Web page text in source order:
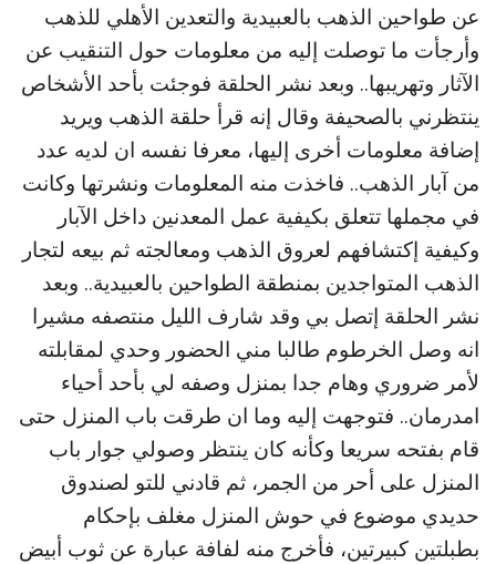
عن طواحين الذهب بالعبيدية والتعدين الأهلي للذهب
وأرجأت ما توصلت إليه من معلومات حول التنقيب عن
الآثار وتهريبها.. وبعد نشر الحلقة فوجئت بأحد الأشخاص
ينتظرني بالصحيفة وقال إنه قرأ حلقة الذهب ويريد
إضافة معلومات أخرى إليها، معرفا نفسه ان لديه عدد
من آبار الذهب.. فاخذت منه المعلومات ونشرتها وكانت
في مجملها تتعلق بكيفية عمل المعدنين داخل الآبار
وكيفية إكتشافهم لعروق الذهب ومعالجته ثم بيعه لتجار
الذهب المتواجدين بمنطقة الطواحين بالعبيدية.. وبعد
نشر الحلقة إتصل بي وقد شارف الليل منتصفه مشيرا
انه وصل الخرطوم طالبا مني الحضور وحدي لمقابلته
لأمر ضروري وهام جدا بمنزل وصفه لي بأحد أحياء
امدرمان.. فتوجهت إليه وما ان طرقت باب المنزل حتى
قام بفتحه سريعا وكأنه كان ينتظر وصولي جوار باب
المنزل على أحر من الجمر، ثم قادني للتو لصندوق
حديدي موضوع في حوش المنزل مغلف بإحكام
بطبلتين كبيرتين، فأخرج منه لفافة عبارة عن ثوب أبيض